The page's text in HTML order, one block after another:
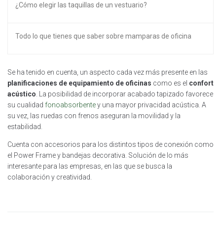
¿Cómo elegir las taquillas de un vestuario?
Todo lo que tienes que saber sobre mamparas de oficina
Se ha tenido en cuenta, un aspecto cada vez más presente en las
planificaciones de equipamiento de oficinas como es el confort
acústico . La posibilidad de incorporar acabado tapizado favorece
su cualidad fonoabsorbentey una mayor privacidad acústica. A
su vez, las ruedas con frenos aseguran la movilidad y la
estabilidad.
Cuenta con accesorios para los distintos tipos de conexión como
el Power Frame y bandejas decorativa. Solución de lo más
interesante para las empresas, en las que se busca la
colaboración y creatividad.